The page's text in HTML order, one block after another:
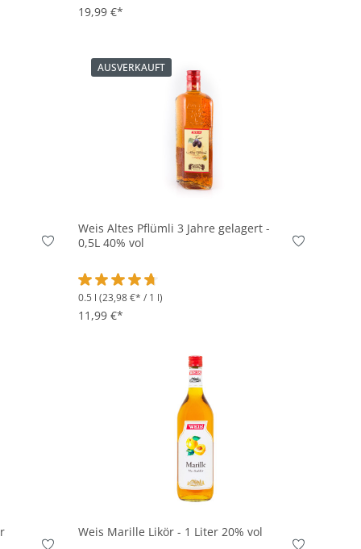
4.9 von 5 SternenDurchschnittliche Bewertung von 4.8 von 5
19,99 €*
4.9 von 5 Sternen
AUSVERKAUFT
Weis Altes Pflümli 3 Jahre gelagert -
0,5L 40% vol
Durchschnittliche Bewertung von 4.8 von 5
0.5 l (23,98 €* / 1 l)
11,99 €*
Weis Marille Likör - 1 Liter 20% vol
In den Korb